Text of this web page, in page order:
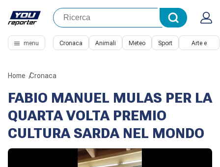
menu Cronaca Animali Meteo Sport Arte e
Home Cronaca
FABIO MANUEL MULAS PER LA
QUARTA VOLTA PREMIO
CULTURA SARDA NEL MONDO